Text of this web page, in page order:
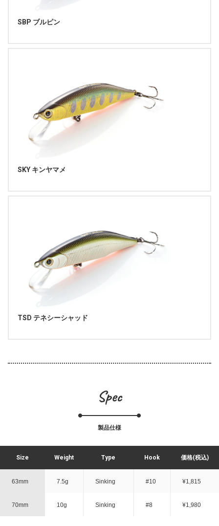
SBP ブルピン
SKY キンヤマメ
TSD テネシーシャッド
Spec
製品仕様
Size Weight Type Hook 価格(税込)
63mm 7.5g Sinking #10 ¥1,815
70mm 10g Sinking #8 ¥1,980